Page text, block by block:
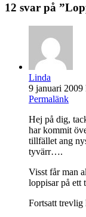
12 svar på ”
Linda
9 januari
Permalänk
Hej på dig,
har kommit
tillfället ang
tyvärr….
Visst får man
loppisar på ett
Fortsatt